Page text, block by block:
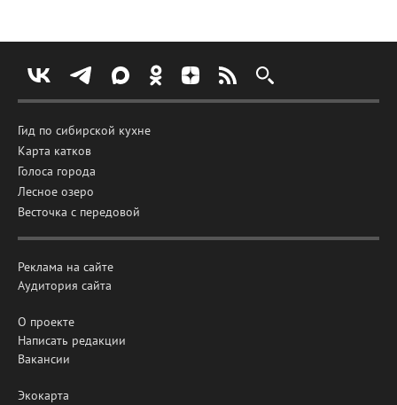
Гид по сибирской кухне
Карта катков
Голоса города
Лесное озеро
Весточка с передовой
Реклама на сайте
Аудитория сайта
О проекте
Написать редакции
Вакансии
Экокарта